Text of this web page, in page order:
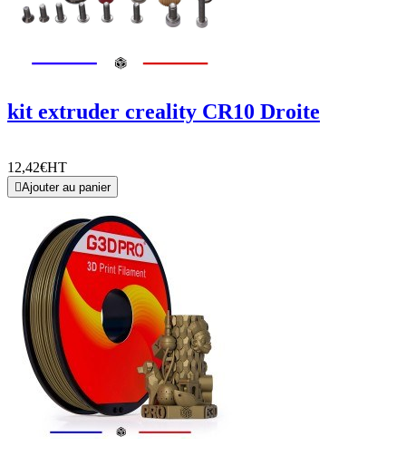
kit extruder creality CR10 Droite
12,42€HT
Ajouter au panier